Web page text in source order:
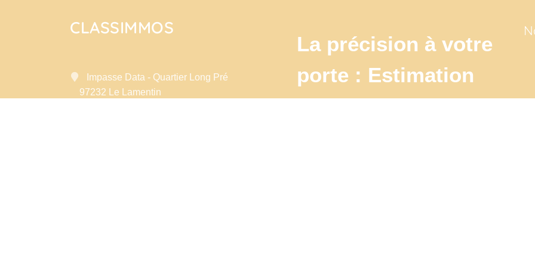
CLASSIMMOS
Impasse Data - Quartier Long Pré
97232 Le Lamentin
La précision à votre
porte : Estimation
sur